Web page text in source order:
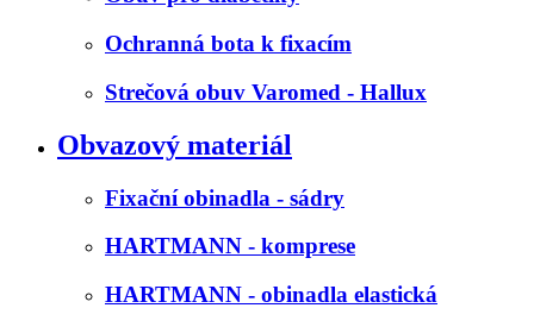
Ochranná bota k fixacím
Strečová obuv Varomed - Hallux
Obvazový materiál
Fixační obinadla - sádry
HARTMANN - komprese
HARTMANN - obinadla elastická